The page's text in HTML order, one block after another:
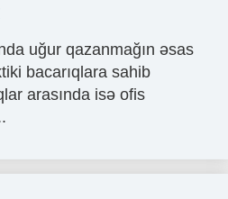
uğur qazanmağın əsas
bacarıqlara sahib
arasında isə ofis